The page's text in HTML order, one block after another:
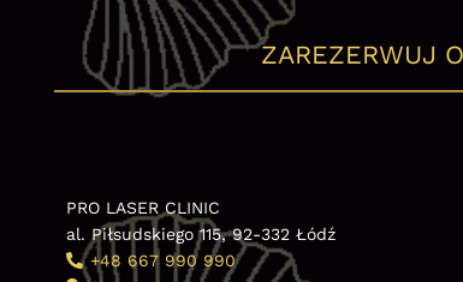
ZAREZERWUJ
PRO LASER CLINIC
al. Piłsudskiego 115, 92-332 Łódź
+48 667 990 990